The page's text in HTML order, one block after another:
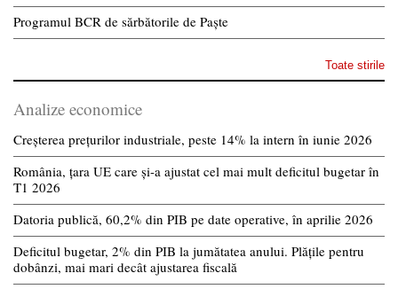
Programul BCR de sărbătorile de Paște
Toate stirile
Analize economice
Creșterea prețurilor industriale, peste 14% la intern în iunie 2026
România, țara UE care și-a ajustat cel mai mult deficitul bugetar în
T1 2026
Datoria publică, 60,2% din PIB pe date operative, în aprilie 2026
Deficitul bugetar, 2% din PIB la jumătatea anului. Plățile pentru
dobânzi, mai mari decât ajustarea fiscală